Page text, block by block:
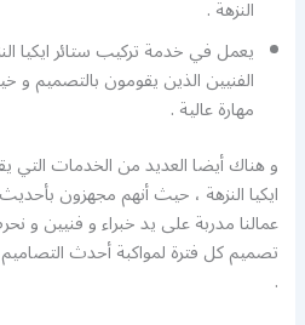
النزهة .
يعمل في خدمة تركيب ستائر ايكيا
الفنيين الذين يقومون بالتصميم و
مهارة عالية .
و هناك أيضا العديد من الخدمات التي
ايكيا النزهة ، حيث أنهم مجهزون
عمالنا مدربة على يد خبراء و فنيين و
تصميم كل فترة لمواكبة أحدث التصاميم
.